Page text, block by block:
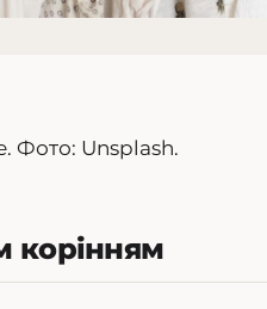
Фото: Unsplash.
корінням